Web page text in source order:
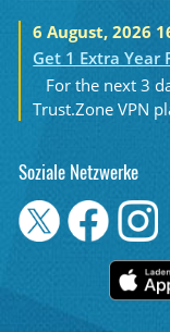
6 August, 2026
Get 1 Extra Year
For the next 3
Trust.Zone VPN
Soziale Netzwerke